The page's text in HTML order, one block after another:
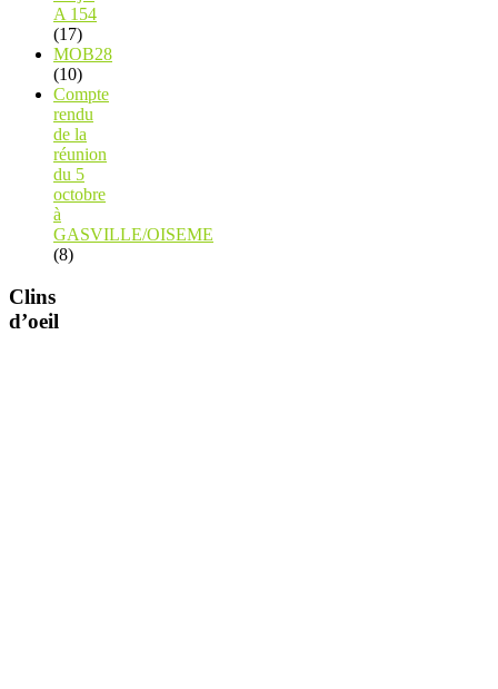
A 154
(17)
MOB28
(10)
Compte
rendu
de la
réunion
du 5
octobre
à
GASVILLE/OISEME
(8)
Clins
d’oeil